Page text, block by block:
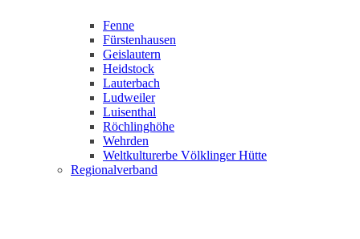
Fenne
Fürstenhausen
Geislautern
Heidstock
Lauterbach
Ludweiler
Luisenthal
Röchlinghöhe
Wehrden
Weltkulturerbe Völklinger Hütte
Regionalverband